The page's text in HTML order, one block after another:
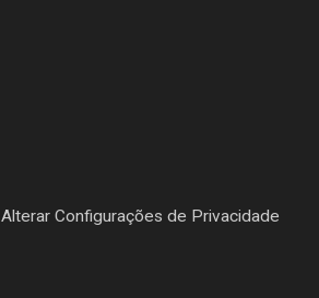
Alterar Configurações de Privacidade